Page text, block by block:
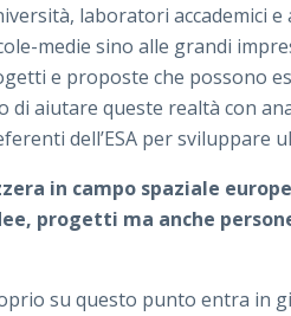
laboratori accademici
medie sino alle grandi
e proposte che possono
di aiutare queste realtà con
dell’ESA per sviluppare
in campo spaziale
progetti ma anche
su questo punto entra in